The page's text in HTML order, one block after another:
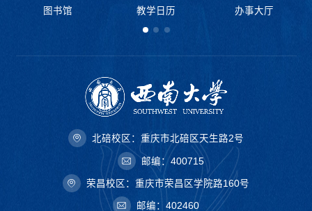
图书馆 教学日历 办事大厅
北碚校区：重庆市北碚区天生路2号
邮编：400715
荣昌校区：重庆市荣昌区学院路160号
邮编：402460